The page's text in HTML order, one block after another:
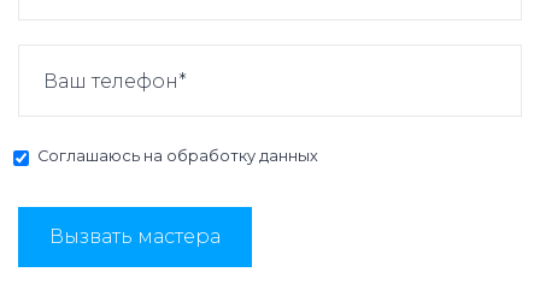
Соглашаюсь на обработку данных
Вызвать мастера